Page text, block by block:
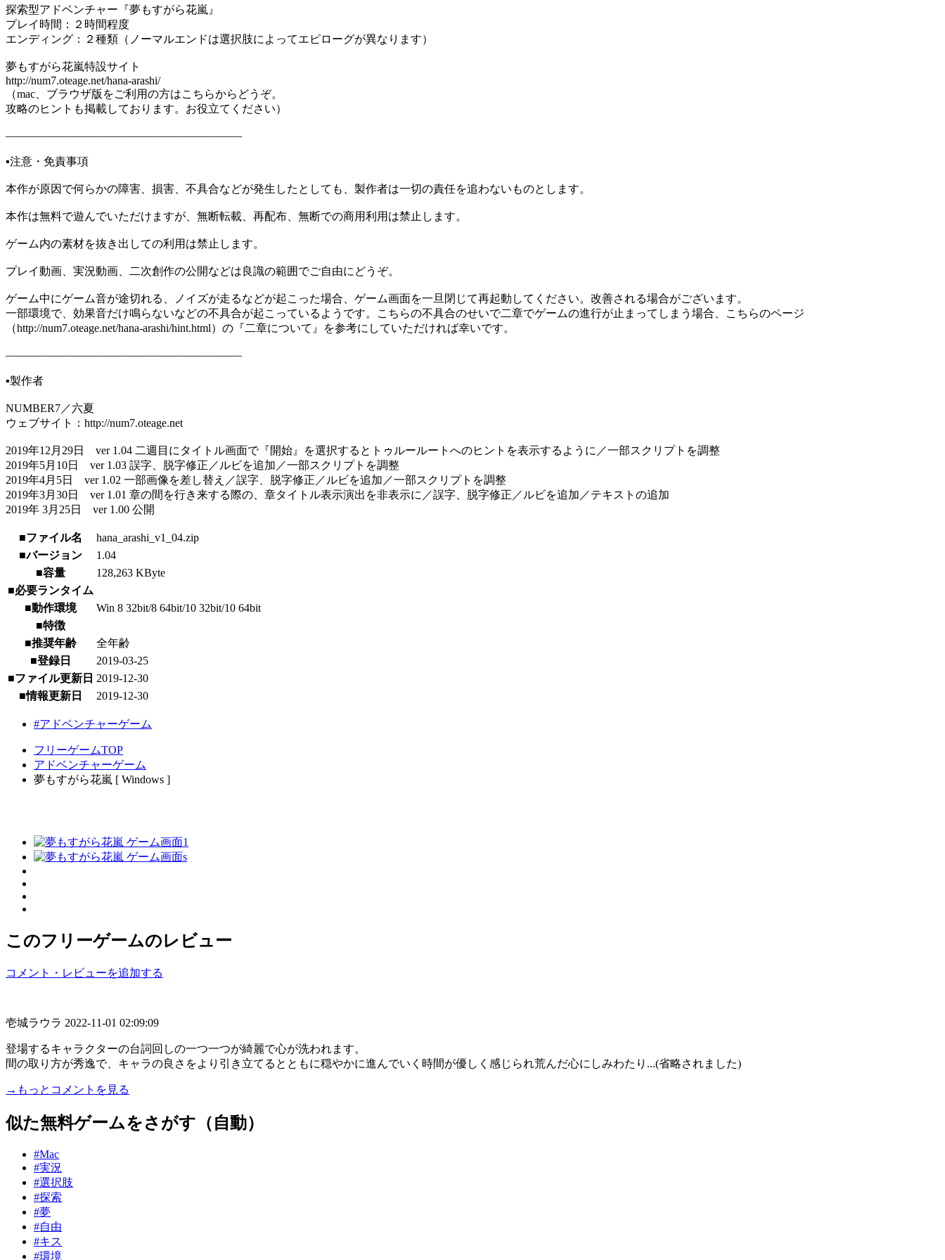
探索型アドベンチャー『夢もすがら花嵐』
プレイ時間：２時間程度
エンディング：２種類（ノーマルエンドは選択肢によってエピローグが異なります）
夢もすがら花嵐特設サイト
http://num7.oteage.net/hana-arashi/
（mac、ブラウザ版をご利用の方はこちらからどうぞ。
攻略のヒントも掲載しております。お役立てください）
―――――――――――――――――――――
▪️注意・免責事項
本作が原因で何らかの障害、損害、不具合などが発生したとしても、製作者は一切の責任を追わないものとします。
本作は無料で遊んでいただけますが、無断転載、再配布、無断での商用利用は禁止します。
ゲーム内の素材を抜き出しての利用は禁止します。
プレイ動画、実況動画、二次創作の公開などは良識の範囲でご自由にどうぞ。
ゲーム中にゲーム音が途切れる、ノイズが走るなどが起こった場合、ゲーム画面を一旦閉じて再起動してください。改善される場合がございます。
一部環境で、効果音だけ鳴らないなどの不具合が起こっているようです。こちらの不具合のせいで二章でゲームの進行が止まってしまう場合、こちらのページ
（http://num7.oteage.net/hana-arashi/hint.html）の『二章について』を参考にしていただければ幸いです。
―――――――――――――――――――――
▪️製作者
NUMBER7／六夏
ウェブサイト：http://num7.oteage.net
2019年12月29日 ver 1.04 二週目にタイトル画面で『開始』を選択するとトゥルールートへのヒントを表示するように／一部スクリプトを調整
2019年5月10日 ver 1.03 誤字、脱字修正／ルビを追加／一部スクリプトを調整
2019年4月5日 ver 1.02 一部画像を差し替え／誤字、脱字修正／ルビを追加／一部スクリプトを調整
2019年3月30日 ver 1.01 章の間を行き来する際の、章タイトル表示演出を非表示に／誤字、脱字修正／ルビを追加／テキストの追加
2019年 3月25日 ver 1.00 公開
■ファイル名
hana_arashi_v1_04.zip
■バージョン
1.04
■容量
128,263 KByte
■必要ランタイム
■動作環境
Win 8 32bit/8 64bit/10 32bit/10 64bit
■特徴
■推奨年齢
全年齢
■登録日
2019-03-25
■ファイル更新日 2019-12-30
■情報更新日
2019-12-30
#アドベンチャーゲーム
フリーゲームTOP
アドベンチャーゲーム
夢もすがら花嵐 [ Windows ]
このフリーゲームのレビュー
コメント・レビューを追加する
壱城ラウラ 2022-11-01 02:09:09
登場するキャラクターの台詞回しの一つ一つが綺麗で心が洗われます。
間の取り方が秀逸で、キャラの良さをより引き立てるとともに穏やかに進んでいく時間が優しく感じられ荒んだ心にしみわたり...(省略されました)
→もっとコメントを見る
似た無料ゲームをさがす（自動）
#Mac
#実況
#選択肢
#探索
#夢
#自由
#キス
#環境